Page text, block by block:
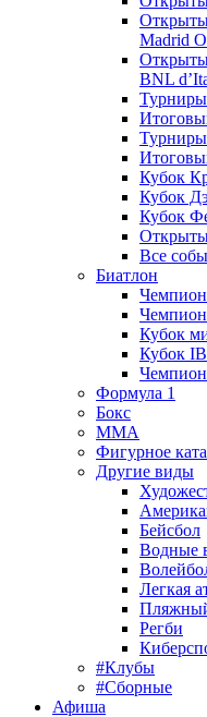
Madrid
BNL
Кубок
Кубок
Кубок
Все
Биатлон
Кубок
Кубок
Формула 1
Бокс
MMA
Фигурное
Другие виды
Бейсбол
Водные
Легкая
Регби
#Клубы
#Сборные
Афиша